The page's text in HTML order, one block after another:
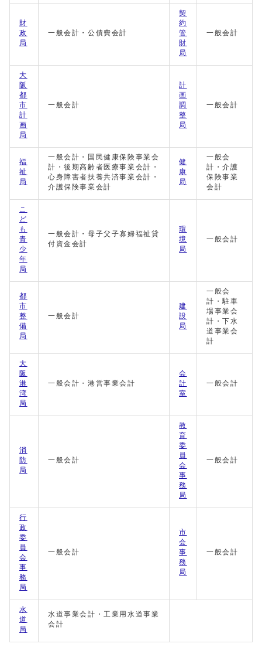
財
政
局
一般会計・公債費会計
契
約
管
財
局
一般会計
大
阪
都
市
計
画
局
一般会計
計
画
調
整
局
一般会計
福
祉
局
一般会計・国民健康保険事業会
計・後期高齢者医療事業会計・
心身障害者扶養共済事業会計・
介護保険事業会計
健
康
局
一般会
計・介護
保険事業
会計
こ
ど
も
青
少
年
局
一般会計・母子父子寡婦福祉貸
付資金会計
環
境
局
一般会計
都
市
整
備
局
一般会計
建
設
局
一般会
計・駐車
場事業会
計・下水
道事業会
計
大
阪
港
湾
局
一般会計・港営事業会計
会
計
室
一般会計
消
防
局
一般会計
教
育
委
員
会
事
務
局
一般会計
行
政
委
員
会
事
務
局
一般会計
市
会
事
務
局
一般会計
水
道
局
水道事業会計・工業用水道事業
会計